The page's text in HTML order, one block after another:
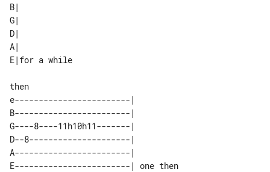
B|
G|
D|
A|
e------------------------|
B------------------------|
G----8----11h10h11-------|
D--8---------------------|
A------------------------|
E------------------------| one then